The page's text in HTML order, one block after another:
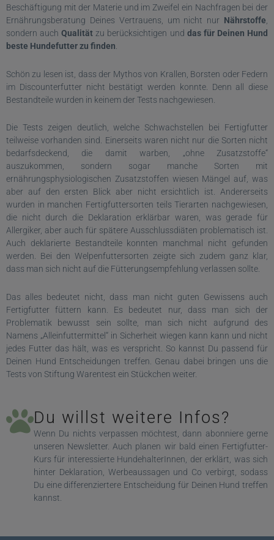
Beschäftigung mit der Materie und im Zweifel ein Nachfragen bei der
Ernährungsberatung Deines Vertrauens, um nicht nur Nährstoffe,
sondern auchQualitätzu berücksichtigen und das für Deinen Hund
beste Hundefutter zu finden.
Schön zu lesen ist, dass der Mythos von Krallen, Borsten oder Federn
im Discounterfutter nicht bestätigt werden konnte. Denn all diese
Bestandteile wurden in keinem der Tests nachgewiesen.
Die Tests zeigen deutlich, welche Schwachstellen bei Fertigfutter
teilweise vorhanden sind. Einerseits waren nicht nur die Sorten nicht
bedarfsdeckend, die damit warben, „ohne Zusatzstoffe“
auszukommen, sondern sogar manche Sorten mit
ernährungsphysiologischen Zusatzstoffen wiesen Mängel auf, was
aber auf den ersten Blick aber nicht ersichtlich ist. Andererseits
wurden in manchen Fertigfuttersorten teils Tierarten nachgewiesen,
die nicht durch die Deklaration erklärbar waren, was gerade für
Allergiker, aber auch für spätere Ausschlussdiäten problematisch ist.
Auch deklarierte Bestandteile konnten manchmal nicht gefunden
werden. Bei den Welpenfuttersorten zeigte sich zudem ganz klar,
dass man sich nicht auf die Fütterungsempfehlung verlassen sollte.
Das alles bedeutet nicht, dass man nicht guten Gewissens auch
Fertigfutter füttern kann. Es bedeutet nur, dass man sich der
Problematik bewusst sein sollte, man sich nicht aufgrund des
Namens „Alleinfuttermittel“ in Sicherheit wiegen kann kann und nicht
jedes Futter das hält, was es verspricht. So kannst Du passend für
Deinen Hund Entscheidungen treffen. Genau dabei bringen uns die
Tests von Stiftung Warentest ein Stückchen weiter.
Du willst weitere Infos?
Wenn Du nichts verpassen möchtest, dann abonniere gerne
unseren Newsletter. Auch planen wir bald einen Fertigfutter-
Kurs für interessierte HundehalterInnen, der erklärt, was sich
hinter Deklaration, Werbeaussagen und Co verbirgt, sodass
Du eine differenziertere Entscheidung für Deinen Hund treffen
kannst.